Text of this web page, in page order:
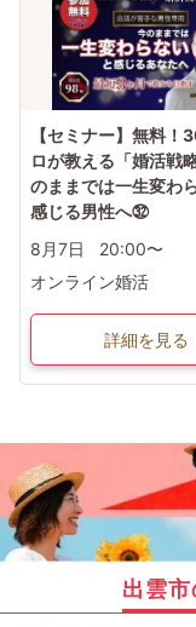
【セミナー】無料！
ロが教える「婚活戦
のままでは一生変わ
感じる男性へ㉜
8月7日
20:00〜
オンライン婚活
詳細を見る
出雲